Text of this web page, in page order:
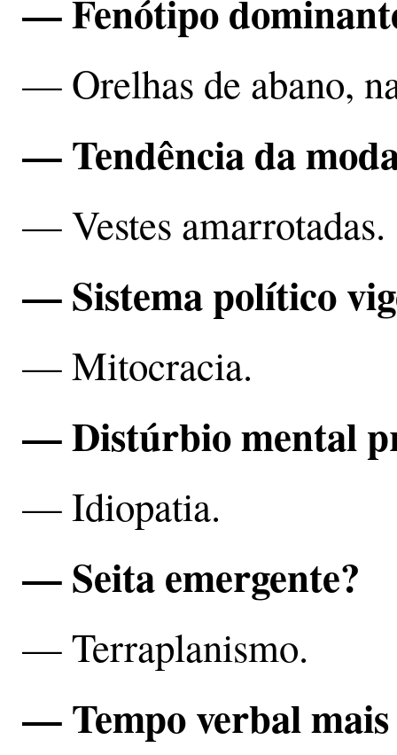
— Fenótipo
— Orelhas de abano,
— Tendência da
— Vestes amarrotadas.
— Sistema político
— Mitocracia.
— Distúrbio mental
— Idiopatia.
— Seita emergente?
— Terraplanismo.
— Tempo verbal